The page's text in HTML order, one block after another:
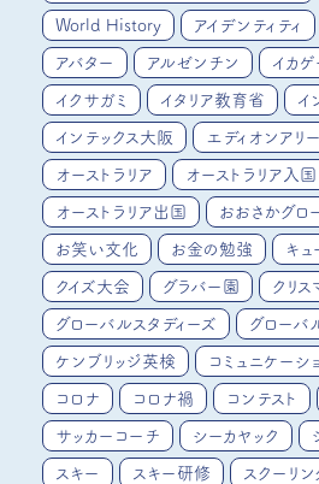
World History アイデンティティ
アバター アルゼンチン イカゲ
イクサガミ イタリア教育省 イ
インテックス大阪 エディオンアリ
オーストラリア オーストラリア入国
オーストラリア出国 おおさかグロ
お笑い文化 お金の勉強 キュ
クイズ大会 グラバー園 クリス
グローバルスタディーズ グローバ
ケンブリッジ英検 コミュニケーシ
コロナ コロナ禍 コンテスト
サッカーコーチ シーカヤック
スキー スキー研修 スクーリン